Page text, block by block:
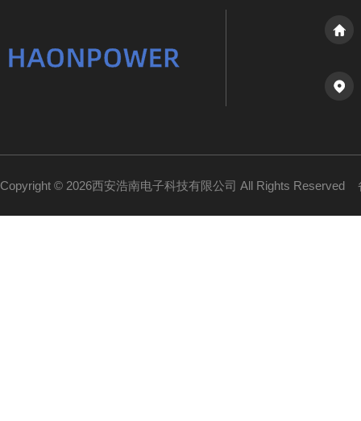
Copyright © 2026西安浩南电子科技有限公司 All Rights Reserved